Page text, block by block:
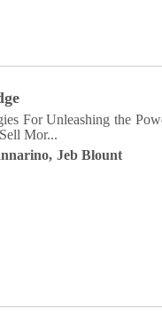
For Unleashing the
Mor...
Jeb Blount